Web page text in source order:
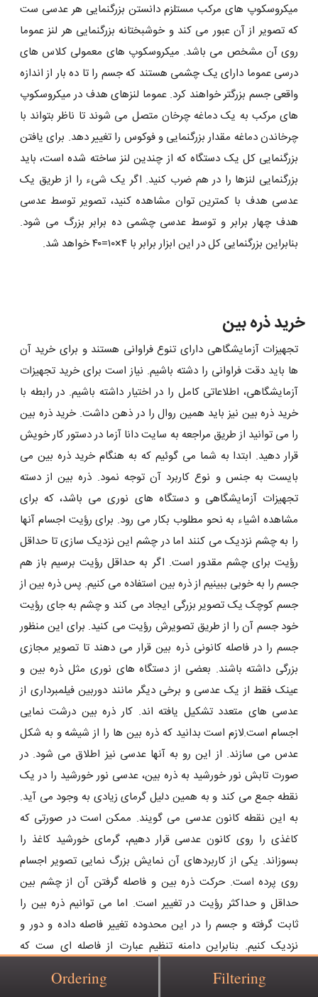
Filtering
Ordering
میکروسکوپ‌ های مرکب مستلزم دانستن بزرگنمایی هر عدسی ست
که تصویر از آن عبور می ‌کند و خوشبختانه بزرگنمایی هر لنز عموما
روی آن مشخص می باشد. میکروسکوپ ‌های معمولی کلاس ‌های
درسی عموما دارای یک چشمی هستند که جسم را تا ده بار از اندازه
واقعی جسم بزرگتر خواهند کرد. عموما لنزهای هدف در میکروسکوپ
‌های مرکب به یک دماغه چرخان متصل می ‌شوند تا ناظر بتواند با
چرخاندن دماغه مقدار بزرگنمایی و فوکوس را تغییر دهد. برای یافتن
بزرگنمایی کل یک دستگاه که از چندین لنز ساخته شده است، باید
بزرگنمایی لنزها را در هم ضرب کنید. اگر یک شیء را از طریق یک
عدسی هدف با کمترین توان مشاهده کنید، تصویر توسط عدسی
هدف چهار برابر و توسط عدسی چشمی ده برابر بزرگ می ‌شود.
بنابراین بزرگنمایی کل در این ابزار برابر با ۴×۱۰=۴۰ خواهد شد.
خرید ذره بین
تجهیزات آزمایشگاهی دارای تنوع فراوانی هستند و برای خرید آن
ها باید دقت فراوانی را دشته باشیم. نیاز است برای خرید تجهیزات
آزمایشگاهی، اطلاعاتی کامل را در اختیار داشته باشیم. در رابطه با
خرید ذره بین نیز باید همین روال را در ذهن داشت. خرید ذره بین
را می توانید از طریق مراجعه به سایت دانا آزما در دستور کار خویش
قرار دهید. ابتدا به شما می گوئیم که به هنگام خرید ذره بین می
بایست به جنس و نوع کاربرد آن توجه نمود. ذره بین از دسته
تجهیزات آزمایشگاهی و دستگاه های نوری می باشد، که برای
مشاهده اشیاء به نحو مطلوب بکار می‌ رود. برای رؤیت اجسام آنها
را به چشم نزدیک می ‌کنند اما در چشم این نزدیک سازی تا حداقل
رؤیت برای چشم مقدور است. اگر به حداقل رؤیت برسیم باز هم
جسم را به خوبی ببینیم از ذره بین استفاده می ‌کنیم. پس ذره بین از
جسم کوچک یک تصویر بزرگی ایجاد می ‌کند و چشم به جای رؤیت
خود جسم آن را از طریق تصویرش رؤیت می کنید. برای این منظور
جسم را در فاصله کانونی ذره بین قرار می ‌دهند تا تصویر مجازی
بزرگی داشته باشند. بعضی از دستگاه های نوری مثل ذره بین و
عینک فقط از یک عدسی و برخی دیگر مانند دوربین فیلمبرداری از
عدسی های متعدد تشکیل یافته ‌اند. کار ذره بین درشت نمایی
اجسام است.لازم است بدانید که ذره بین ها را از شیشه و به شکل
عدس می سازند. از این رو به آنها عدسی نیز اطلاق می شود. در
صورت تابش نور خورشید به ذره بین، عدسی نور خورشید را در یک
نقطه جمع می کند و به همین دلیل گرمای زیادی به وجود می آید.
به این نقطه کانون عدسی می گویند. ممکن است در صورتی که
کاغذی را روی کانون عدسی قرار دهیم، گرمای خورشید کاغذ را
بسوزاند. یکی از کاربردهای آن نمایش بزرگ نمایی تصویر اجسام
روی پرده است. حرکت ذره بین و فاصله گرفتن آن از چشم بین
حداقل و حداکثر رؤیت در تغییر است. اما می ‌توانیم ذره بین را
ثابت گرفته و جسم را در این محدوده تغییر فاصله داده و دور و
نزدیک کنیم. بنابراین دامنه تنظیم عبارت از فاصله ‌ای ست که
ترین فاصله دید تا دورترین فاصله دید تغییر مکان یابد. بنابراین در